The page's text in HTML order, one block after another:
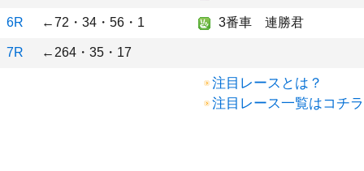
6R ←72・34・56・1 3番車 連勝君
7R ←264・35・17
注目レースとは？
注目レース一覧はコチラ